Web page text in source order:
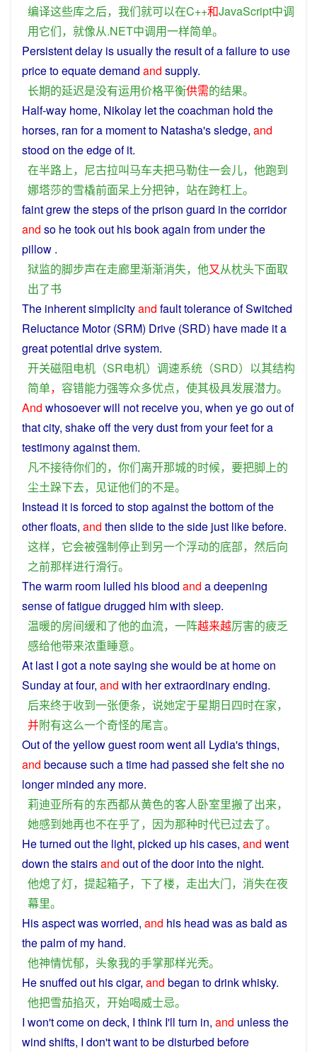
编译这些库之后， 我们就可以在C++和JavaScript中调
用它们， 就像从.NET中调用一样简单。
Persistentdelay is usually the resultofa failure to use
pricetoequatedemand and supply.
长期的延迟是没有运用价格平衡供需的结果。
Half-way home, Nikolay letthecoachman hold the
horses, ran fora momentto Natasha'ssledge, and
stood on the edge of it.
在半路上， 尼古拉叫马车夫把马勒住一会儿， 他跑到
娜塔莎的雪橇前面呆上分把钟， 站在跨杠上。
faintgrewthestepsof theprison guard in thecorridor
and so hetookout hisbookagain from underthe
pillow .
狱监的脚步声在走廊里渐渐消失， 他又从枕头下面取
出了书
The inherentsimplicityand fault tolerance ofSwitched
Reluctance Motor(SRM) Drive (SRD) have made ita
greatpotential drivesystem.
开关磁阻电机 （SR电机） 调速系统 （SRD） 以其结构
简单， 容错能力强等众多优点， 使其极具发展潜力。
And whosoeverwill not receiveyou, when ye go outof
thatcity, shakeofftheverydustfromyourfeetfor a
testimonyagainstthem.
凡不接待你们的， 你们离开那城的时候， 要把脚上的
尘土跺下去， 见证他们的不是。
Instead it isforced tostopagainst thebottomofthe
otherfloats, and then slidetothe side just likebefore.
这样， 它会被强制停止到另一个浮动的底部， 然后向
之前那样进行滑行。
Thewarm room lulled hisblood and adeepening
senseoffatiguedrugged himwith sleep.
温暖的房间缓和了他的血流， 一阵越来越厉害的疲乏
感给他带来浓重睡意。
At last I gota notesaying shewould be at homeon
Sundayat four, and with herextraordinaryending.
后来终于收到一张便条， 说她定于星期日四时在家，
并附有这么一个奇怪的尾言。
Outof theyellowguest roomwentall Lydia'sthings,
and becausesuch atime had passed shefeltshe no
longer minded any more.
莉迪亚所有的东西都从黄色的客人卧室里搬了出来，
她感到她再也不在乎了， 因为那种时代已过去了。
Heturned outthe light, picked up hiscases, and went
down thestairsand outof thedoor intothe night.
他熄了灯， 提起箱子， 下了楼， 走出大门， 消失在夜
幕里。
Hisaspectwasworried, and his head wasasbald as
thepalmof my hand.
他神情忧郁， 头象我的手掌那样光秃。
Hesnuffed out hiscigar, and began todrinkwhisky.
他把雪茄掐灭， 开始喝威士忌。
I won'tcomeon deck, I think I'll turn in, and unlessthe
wind shifts, I don'twanttobe disturbed before